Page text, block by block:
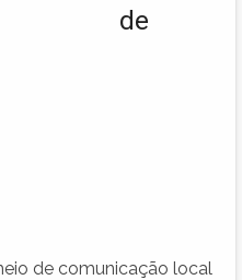
de
de comunicação local